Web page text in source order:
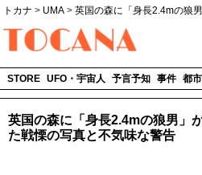
トカナ > UMA > 英国の森に「身長2.4mの狼
STORE UFO・宇宙人 予言予知 事件 都
英国の森に「身長2.4mの狼男」
た戦慄の写真と不気味な警告